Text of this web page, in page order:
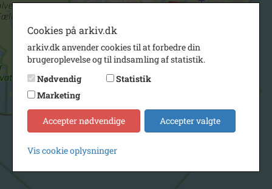
Cookies på arkiv.dk
arkiv.dk anvender cookies til at forbedre din
brugeroplevelse og til indsamling af statistik.
Nødvendig
Statistik
Marketing
Accepter nødvendige Accepter valgte
Vis cookie oplysninger